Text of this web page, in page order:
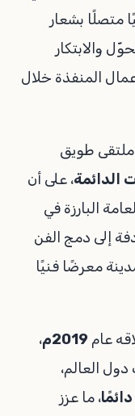
متصلًا بشعار
والابتكار
المنفذة خلال
طويق
الدائمة، على أن
البارزة في
إلى دمج الفن
معرضًا فنيًا
عام 2019م ،
العالم،
، ما عزز